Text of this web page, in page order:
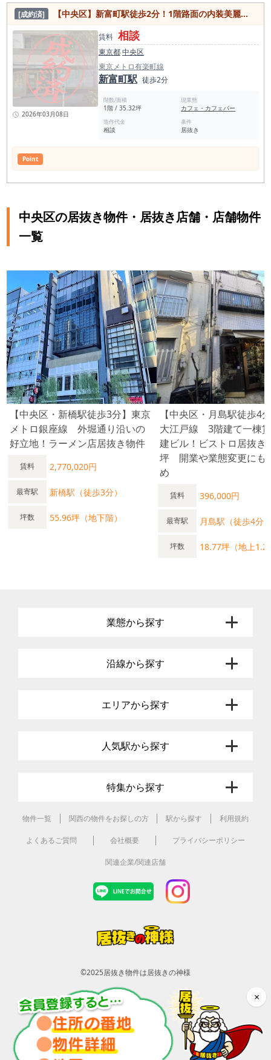
継ぐ居抜き物件として、 次のオーナー様へのバトンタッチを待
っています。 新富町駅から徒歩わずか1分、築地市場からも近
く、 銀座の中心部へも容易にアクセス可能なこの店舗立地は、
飲食店開業者にとってまさに絶好のチャンスです。 ＜理想的な
立地条件＞ 本物件は、ビジネスと文化が交差する中央区新富町
にあり、 周辺にはオフィスビルが立ち並び、ランチタイムやデ
ィナータイムには多くのビジネスパーソンが訪れます。 また、
住宅地としても発展しているため、週末や祝日には地元の住民
や家族連れで賑わいます。 観光地としての顔も持つこのエリア
は、国内外からの観光客にも人気が高く、常に多くの人々で溢
れています。 ＜物件の特徴＞ 前業態: 寿司・割烹 物件の状態:
居抜き（前テナントも寿司・割烹） 料理の魅力を最大限に引き
出す設備が整っており、新たなオーナー様がすぐに料理を提供
開始できる状態です。 1階の路面店としての視認性とアクセス
固たる地位を築くことが可能です。 新富町駅周辺の飲食店数は
659件に上り、その中でも和食が特に強い需要を示していま
を展開することも考えられます。 ＜本居抜き物件を経営する魅
力＞ 同エリアの客層と、銀座に近いため新しい顧客層や観光客
店開業の成功を強力にバックアップする環境が整っています。
東京都中央区という、舞台で自分だけの寿司店を実現させませ
んか？ 内見お問い合わせを心よりお待ちしております。 ＜東
京都中央区新富町の飲食店の平均坪単価＞ 2024年で31,230円
2023年で27,790円 2022年で28,339円 2021年で22,152円で
す。 他の地域と比べると坪単価の高い街となっています 平均
坪単価 28,334円 最も高い坪単価 66,000円 最低坪単
価 10,687円 一番多い階 地上１階 東京メトロ新富町の
2022年度の1日平均乗降客数は33,659人 東京メトロ全130駅中
99位です。 日比谷線との乗換人員を含んだ2019年度の1日平
均乗降人員は49,302人でした。 有楽町線の駅では最少で、単
独駅である麹町駅よりも利用者数が少ないです。
[成約済] 【中央区】新富町駅徒歩2分！1階路面の内装美麗カフェ居抜き店舗物件
2026年03月08日
賃料 相談
東京都中央区
東京メトロ有楽町線
新富町駅 徒歩2分
階数/面積
1階 / 35.32坪
現業態
カフェ・カフェバー
造作代金
相談
条件
居抜き
Point
中央区の居抜き物件・居抜き店舗・店舗物件
一覧
【中央区・新橋駅徒歩3分】東京
メトロ銀座線 外堀通り沿いの
好立地！ラーメン店居抜き物件
賃料 2,770,020円
最寄駅 新橋駅（徒歩3分）
坪数 55.96坪（地下階）
【中央区・月島駅徒歩4
大江戸線 3階建て一棟
建ビル！ビストロ居抜き
坪 開業や業態変更にも
め
賃料 396,000円
最寄駅 月島駅（徒歩4分
坪数 18.77坪（地上
業態から探す
沿線から探す
エリアから探す
人気駅から探す
特集から探す
物件一覧 関西の物件をお探しの方 駅から探す 利用規約
よくあるご質問 会社概要 プライバシーポリシー
関連企業/関連店舗
©2025居抜き物件は居抜きの神様
×